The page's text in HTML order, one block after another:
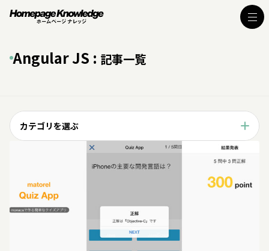
Angular JS : 記事一覧
カテゴリを選ぶ